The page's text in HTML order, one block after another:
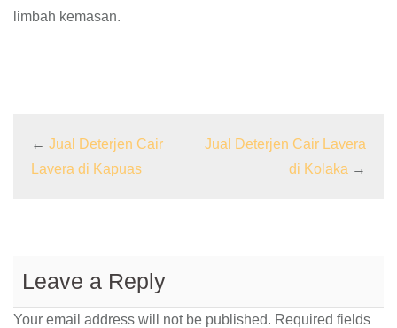
limbah kemasan.
← Jual Deterjen Cair
Lavera di Kapuas
Jual Deterjen Cair Lavera
di Kolaka →
Leave a Reply
Your email address will not be published. Required fields